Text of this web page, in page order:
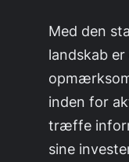
Med den
landskab
inden for
træffe
sine